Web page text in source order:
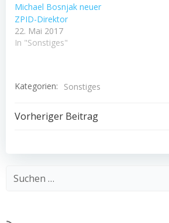
Michael Bosnjak neuer
ZPID-Direktor
22. Mai 2017
In "Sonstiges"
Kategorien: Sonstiges
Vorheriger Beitrag